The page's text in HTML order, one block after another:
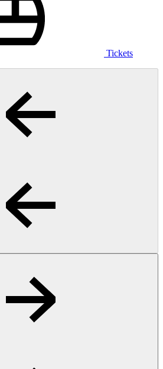
Tickets